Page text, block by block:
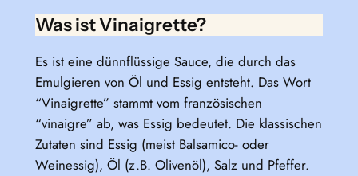
Was ist Vinaigrette?
Es ist eine dünnflüssige Sauce, die durch das
Emulgieren von Öl und Essig entsteht. Das Wort
“Vinaigrette” stammt vom französischen
“vinaigre” ab, was Essig bedeutet. Die klassischen
Zutaten sind Essig (meist Balsamico- oder
Weinessig), Öl (z.B. Olivenöl), Salz und Pfeffer.